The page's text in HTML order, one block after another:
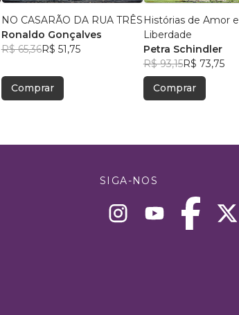
NO CASARÃO DA RUA TRÊS
Ronaldo Gonçalves
R$ 65,36R$ 51,75
Comprar
Histórias de Amor e
Liberdade
Petra Schindler
R$ 93,15R$ 73,75
Comprar
SIGA-NOS